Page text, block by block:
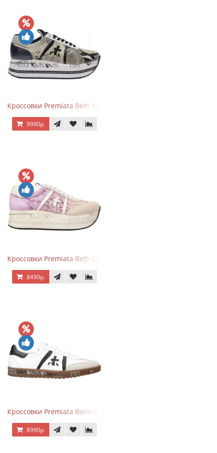
Кроссовки Premiata Beth Grey Python
9990р.
Кроссовки Premiata Beth Lace Light Pink Sand
8490р.
Кроссовки Premiata Bonnie Black White
8990р.